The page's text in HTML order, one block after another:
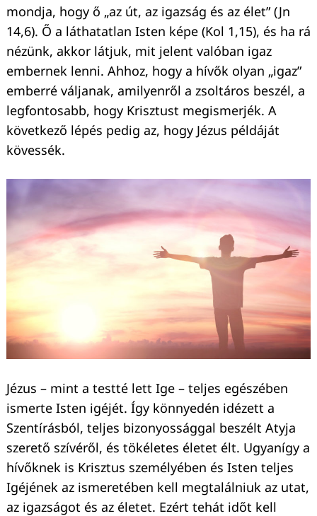
mondja, hogy ő „az út, az igazság és az élet” (Jn
14,6). Ő a láthatatlan Isten képe (Kol 1,15), és ha rá
nézünk, akkor látjuk, mit jelent valóban igaz
embernek lenni. Ahhoz, hogy a hívők olyan „igaz”
emberré váljanak, amilyenről a zsoltáros beszél, a
legfontosabb, hogy Krisztust megismerjék. A
következő lépés pedig az, hogy Jézus példáját
kövessék.
Jézus – mint a testté lett Ige – teljes egészében
ismerte Isten igéjét. Így könnyedén idézett a
Szentírásból, teljes bizonyossággal beszélt Atyja
szerető szívéről, és tökéletes életet élt. Ugyanígy a
hívőknek is Krisztus személyében és Isten teljes
Igéjének az ismeretében kell megtalálniuk az utat,
az igazságot és az életet. Ezért tehát időt kell